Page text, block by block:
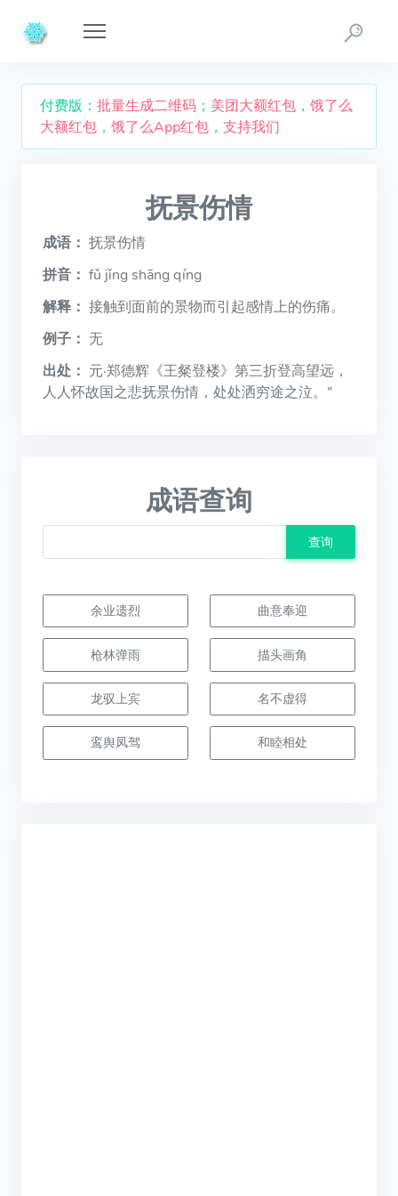
付费版： 批量生成二维码 ； 美团大额红包 ， 饿了么
大额红包 ， 饿了么App红包 ， 支持我们
抚景伤情
成语： 抚景伤情
拼音： fǔ jǐng shāng qíng
解释： 接触到面前的景物而引起感情上的伤痛。
例子： 无
出处： 元·郑德辉《王粲登楼》第三折登高望远，
人人怀故国之悲抚景伤情，处处洒穷途之泣。”
成语查询
查询
余业遗烈 曲意奉迎
枪林弹雨 描头画角
龙驭上宾 名不虚得
鸾舆凤驾 和睦相处